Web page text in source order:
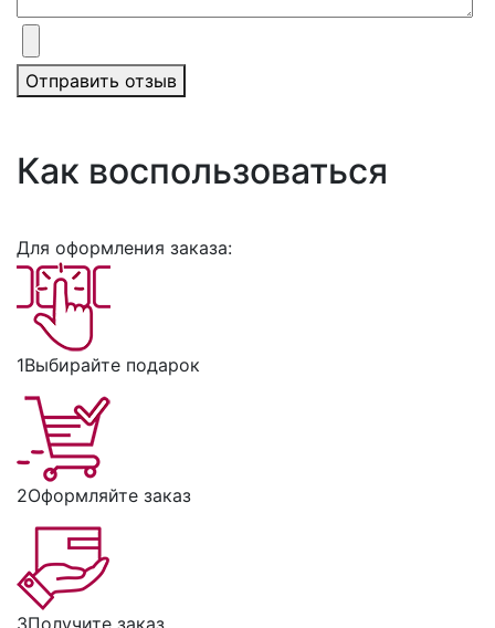
Отправить отзыв
Как воспользоваться
Для оформления заказа:
1Выбирайте подарок
2Оформляйте заказ
3Получите заказ